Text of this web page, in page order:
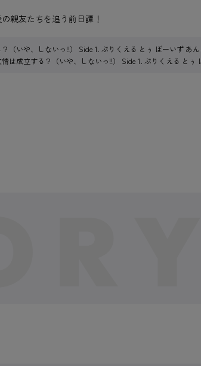
親友たちを追う前日譚！
（いや、しないっ!!） Side 1. ぷりくえる とぅ ぼーいず あん
は成立する？（いや、しないっ!!） Side 1. ぷりくえる とぅ